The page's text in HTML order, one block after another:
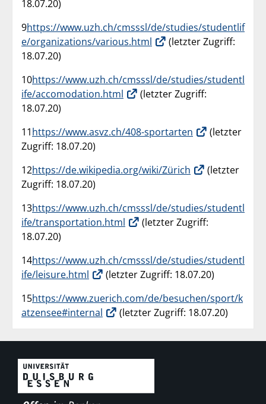
18.07.20)
9https://www.uzh.ch/cmsssl/de/studies/studentlif
e/organizations/various.html
(letzter Zugriff:
18.07.20)
10https://www.uzh.ch/cmsssl/de/studies/studentl
ife/accomodation.html
(letzter Zugriff:
18.07.20)
11https://www.asvz.ch/408-sportarten
(letzter
Zugriff: 18.07.20)
12https://de.wikipedia.org/wiki/Zürich
(letzter
Zugriff: 18.07.20)
13https://www.uzh.ch/cmsssl/de/studies/studentl
ife/transportation.html
(letzter Zugriff:
18.07.20)
14https://www.uzh.ch/cmsssl/de/studies/studentl
ife/leisure.html
(letzter Zugriff: 18.07.20)
15https://www.zuerich.com/de/besuchen/sport/k
atzensee#internal
(letzter Zugriff: 18.07.20)